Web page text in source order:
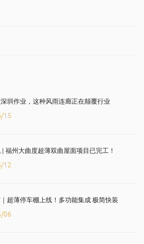
圳作业，这种风雨连廊正在颠覆行业
15
福州大曲度超薄双曲屋面项目已完工！
12
超薄停车棚上线！多功能集成 极简快装
06